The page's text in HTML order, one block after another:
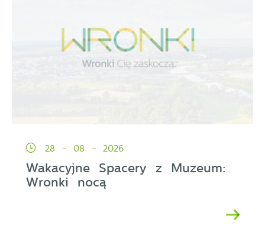
28 - 08 - 2026
Wakacyjne Spacery z Muzeum:
Wronki nocą